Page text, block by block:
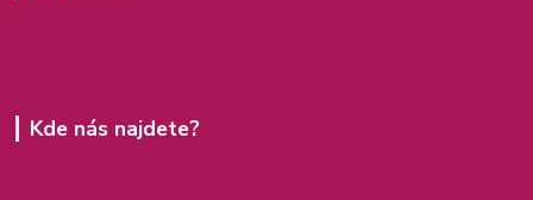
Kde nás najdete?